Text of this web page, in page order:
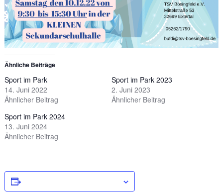
Ähnliche Beiträge
Sport im Park
14. Juni 2022
Ähnlicher Beitrag
Sport im Park 2023
2. Juni 2023
Ähnlicher Beitrag
Sport im Park 2024
13. Juni 2024
Ähnlicher Beitrag